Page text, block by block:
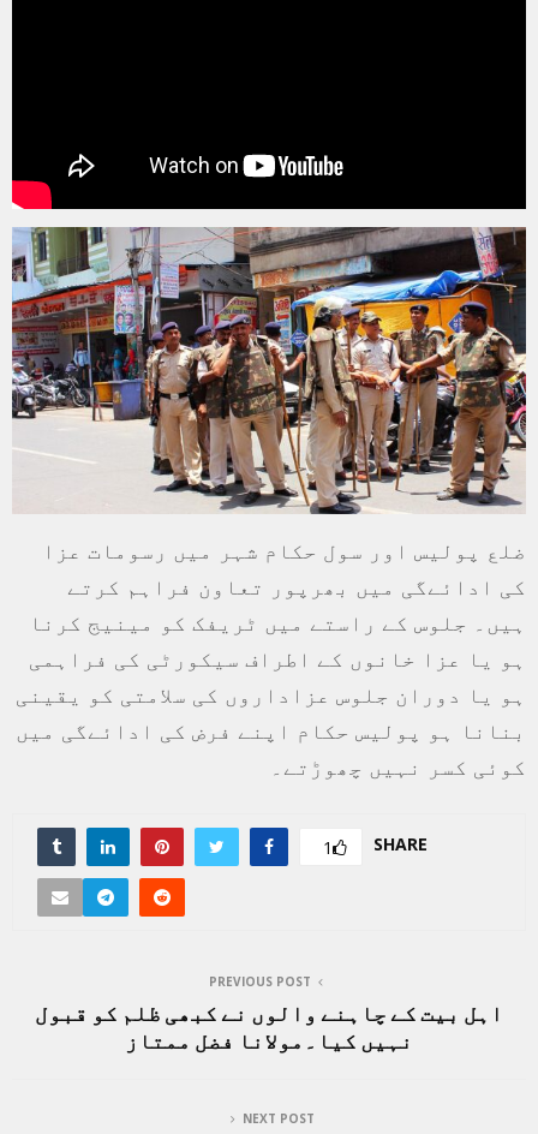
ضلع پولیس اور سول حکام شہر میں رسومات عزا
کی ادائےگی میں بھرپور تعاون فراہم کرتے
ہیں۔ جلوس کے راستے میں ٹریفک کو مینیج کرنا
ہو یا عزا خانوں کے اطراف سیکورٹی کی فراہمی
ہو یا دوران جلوس عزاداروں کی سلامتی کو یقینی
بنانا ہو پولیس حکام اپنے فرض کی ادائےگی میں
کوئی کسر نہیں چھوڑتے۔
SHARE
1
PREVIOUS POST
اہل بیت کے چاہنے والوں نے کبھی ظلم کو قبول
نہیں کیا۔مولانا فضل ممتاز
NEXT POST